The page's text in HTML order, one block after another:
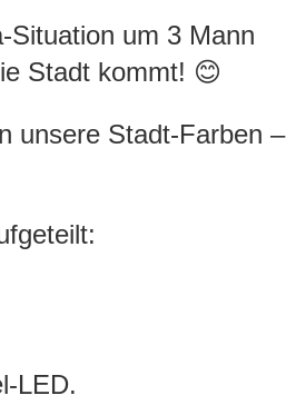
Situation um 3 Mann
Stadt kommt! 😊
unsere Stadt-Farben –
aufgeteilt:
LED.